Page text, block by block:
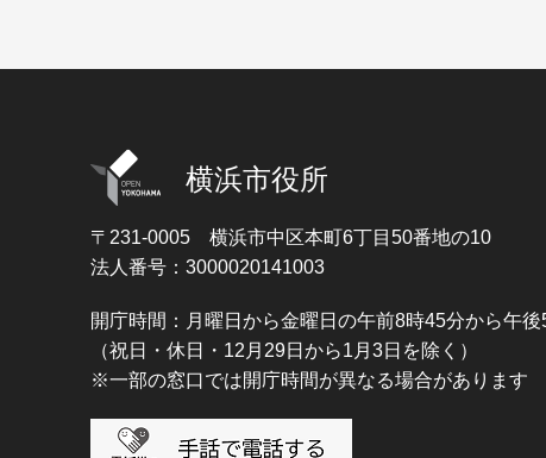
横浜市役所
〒231-0005 横浜市中区本町6丁目50番地の10
法人番号：3000020141003
開庁時間：月曜日から金曜日の午前8時45分から午
（祝日・休日・12月29日から1月3日を除く）
※一部の窓口では開庁時間が異なる場合があります